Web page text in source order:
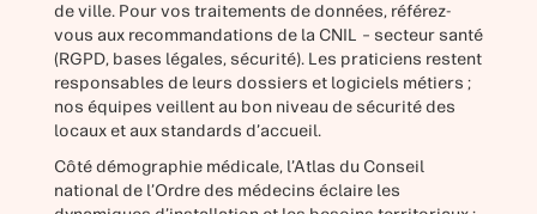
de ville. Pour vos traitements de données, référez-
vous aux recommandations de la CNIL – secteur santé
(RGPD, bases légales, sécurité). Les praticiens restent
responsables de leurs dossiers et logiciels métiers ;
nos équipes veillent au bon niveau de sécurité des
locaux et aux standards d’accueil.
Côté démographie médicale, l’Atlas du Conseil
national de l’Ordre des médecins éclaire les